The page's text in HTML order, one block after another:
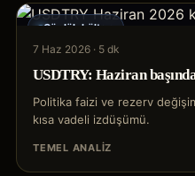
Günlük bülten
7 Haz 2026 · 5 dk
USDTRY: Haziran
Politika faizi ve rezerv
kısa vadeli izdüşümü.
TEMEL ANALIZ